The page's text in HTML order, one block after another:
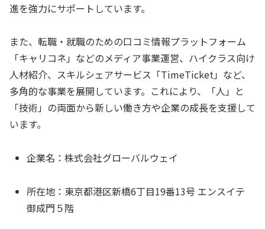
進を強力にサポートしています。
また、転職・就職のための口コミ情報プラットフォーム
「キャリコネ」などのメディア事業運営、ハイクラス向け
人材紹介、スキルシェアサービス「TimeTicket」など、
多角的な事業を展開しています。これにより、「人」と
「技術」の両面から新しい働き方や企業の成長を支援して
います。
企業名：株式会社グローバルウェイ
所在地：東京都港区新橋6丁目19番13号 エンスイテ
御成門５階